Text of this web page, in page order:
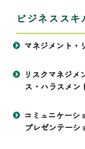
ビジネススキ
マネジメント・
リスクマネジメ
ス・ハラスメン
コミュニケーシ
プレゼンテーシ